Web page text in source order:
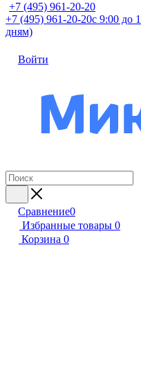
+7 (495) 961-20-20
+7 (495) 961-20-20с 9:00 до
дням)
Войти
Сравнение0
Избранные товары 0
Корзина 0